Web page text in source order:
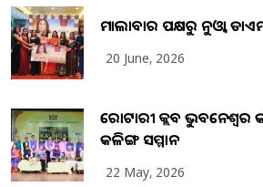
ମାଲାବାର ପକ୍ଷରୁ ନୁଓ୍ବା
20 June, 2026
ରୋଟାରୀ କ୍ଲବ ଭୁବନେଶ୍ୱର
କଳିଙ୍ଗ ସମ୍ମାନ
22 May, 2026